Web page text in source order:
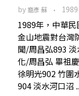
by 裔彥 蘇 1989
1989年，中華
金山地震對台灣
聞/周昌弘893
化/周昌弘 畢祖
徐明光902 竹圍
904 淡水河口沼